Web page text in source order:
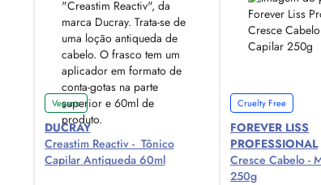
Vegano
DUCRAY
Creastim Reactiv - Tônico
Capilar Antiqueda 60ml
Cruelty Free
FOREVER LISS
PROFESSIONAL
Cresce Cabelo -
250g